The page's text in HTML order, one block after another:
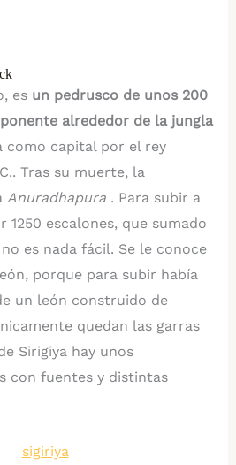
esun pedrusco de unos 200
alrededor de la jungla
como capital por el rey
Tras su muerte, la
Anuradhapura . Para subir a
1250 escalones, que sumado
es nada fácil. Se le conoce
porque para subir había
un león construido de
quedan las garras
Sirigiya hay unos
con fuentes y distintas